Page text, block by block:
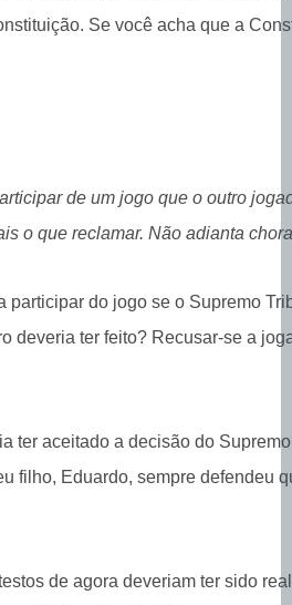
Se você acha que a
de um jogo que o outro
o que reclamar. Não adianta
participar do jogo se o Supremo
deveria ter feito? Recusar-se a
ter aceitado a decisão do
filho, Eduardo, sempre defendeu
de agora deveriam ter sido